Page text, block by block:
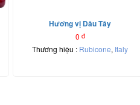
Hương vị Dâu Tây
0 đ
Thương hiệu : Rubicone, Italy